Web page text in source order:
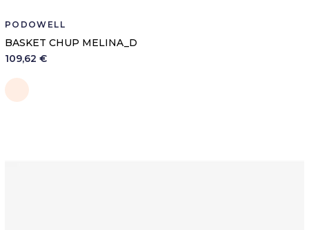
PODOWELL
BASKET CHUP MELINA_D
109,62 €
Poudre